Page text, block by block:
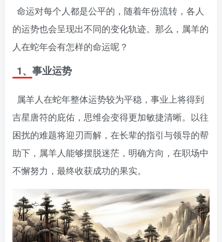
命运对每个人都是公平的，随着年份流转，各人
的运势也会呈现出不同的变化轨迹。那么，属羊的
人在蛇年会有怎样的命运呢？
1、事业运势
属羊人在蛇年整体运势较为平稳，事业上将得到
吉星唐符的庇佑，思维会变得更加敏捷清晰。以往
困扰的难题将迎刃而解，在长辈的指引与领导的帮
助下，属羊人能够摆脱迷茫，明确方向，在职场中
不懈努力，最终收获成功的果实。